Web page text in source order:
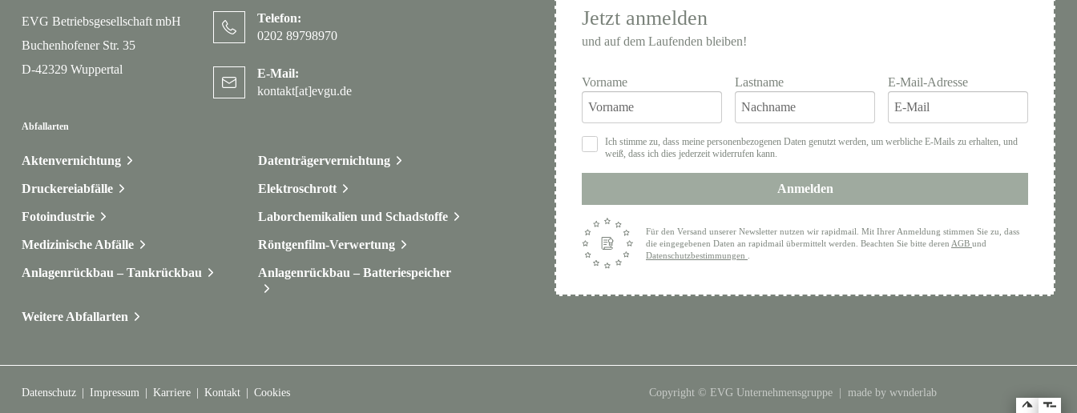
Zum Hauptmenü
EVG Betriebsgesellschaft mbH
Buchenhofener Str. 35
D-42329 Wuppertal
Telefon:
0202 89798970
E-Mail:
kontakt[at]evgu.de
Abfallarten
Aktenvernichtung Datenträgervernichtung
Druckereiabfälle Elektroschrott
Fotoindustrie Laborchemikalien und Schadstoffe
Medizinische Abfälle Röntgenfilm-Verwertung
Anlagenrückbau – Tankrückbau Anlagenrückbau – Batteriespeicher
Weitere Abfallarten
Jetzt anmelden
und auf dem Laufenden bleiben!
Vorname Lastname E-Mail-Adresse
Ich stimme zu, dass meine personenbezogenen Daten genutzt werden, um werbliche E-Mails zu erhalten, und
weiß, dass ich dies jederzeit widerrufen kann.
Anmelden
Für den Versand unserer Newsletter nutzen wir rapidmail. Mit Ihrer Anmeldung stimmen Sie zu, dass
die eingegebenen Daten an rapidmail übermittelt werden. Beachten Sie bitte deren AGB und
Datenschutzbestimmungen
Datenschutz Impressum Karriere Kontakt Cookies Copyright © EVG Unternehmensgruppe | made by wvnderlab